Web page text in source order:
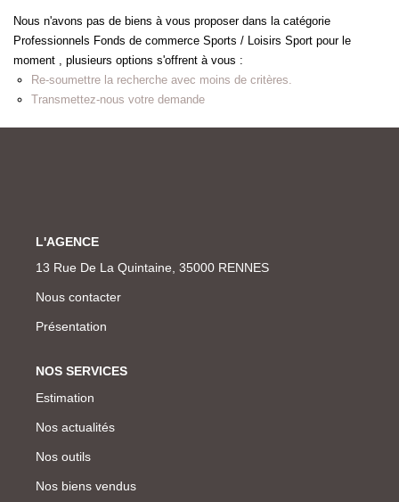
CONTACT
Nous n'avons pas de biens à vous proposer dans la catégorie
Professionnels Fonds de commerce Sports / Loisirs Sport pour le
moment , plusieurs options s'offrent à vous :
Re-soumettre la recherche avec moins de critères.
Transmettez-nous votre demande
L'AGENCE
13 Rue De La Quintaine, 35000 RENNES
Nous contacter
Présentation
NOS SERVICES
Estimation
Nos actualités
Nos outils
Nos biens vendus